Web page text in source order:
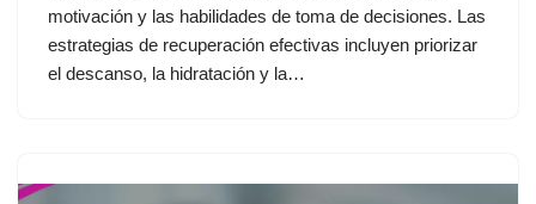
motivación y las habilidades de toma de decisiones. Las
estrategias de recuperación efectivas incluyen priorizar
el descanso, la hidratación y la…